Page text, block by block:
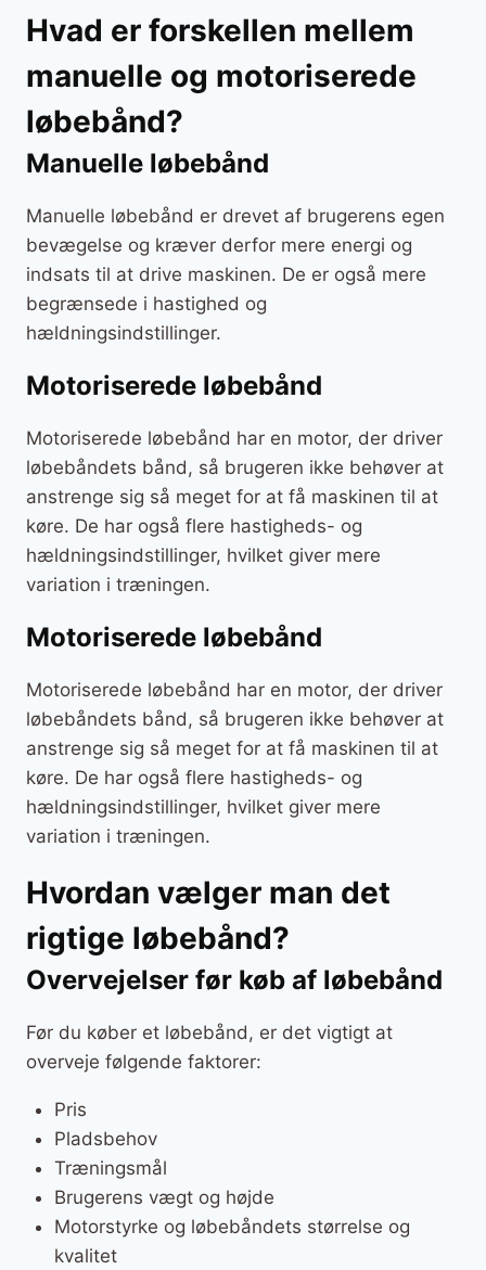
Hvad er forskellen mellem
manuelle og motoriserede
løbebånd?
Manuelle løbebånd
Manuelle løbebånd er drevet af brugerens egen
bevægelse og kræver derfor mere energi og
indsats til at drive maskinen. De er også mere
begrænsede i hastighed og
hældningsindstillinger.
Motoriserede løbebånd
Motoriserede løbebånd har en motor, der driver
løbebåndets bånd, så brugeren ikke behøver at
anstrenge sig så meget for at få maskinen til at
køre. De har også flere hastigheds- og
hældningsindstillinger, hvilket giver mere
variation i træningen.
Motoriserede løbebånd
Motoriserede løbebånd har en motor, der driver
løbebåndets bånd, så brugeren ikke behøver at
anstrenge sig så meget for at få maskinen til at
køre. De har også flere hastigheds- og
hældningsindstillinger, hvilket giver mere
variation i træningen.
Hvordan vælger man det
rigtige løbebånd?
Overvejelser før køb af løbebånd
Før du køber et løbebånd, er det vigtigt at
overveje følgende faktorer:
Pris
Pladsbehov
Træningsmål
Brugerens vægt og højde
Motorstyrke og løbebåndets størrelse og
kvalitet